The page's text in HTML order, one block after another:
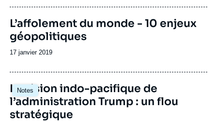
Image
de
couverture
de
la
L’affolement du monde - 10 enjeux
géopolitiques
Date
publication
17 janvier 2019
Notes
La vision indo-pacifique de
l’administration Trump : un flou
stratégique